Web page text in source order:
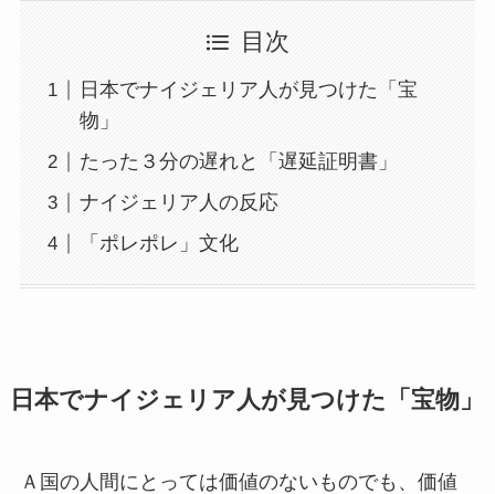
目次
日本でナイジェリア人が見つけた「宝
物」
たった３分の遅れと「遅延証明書」
ナイジェリア人の反応
「ポレポレ」文化
日本でナイジェリア人が見つけた「宝物」
Ａ国の人間にとっては価値のないものでも、価値